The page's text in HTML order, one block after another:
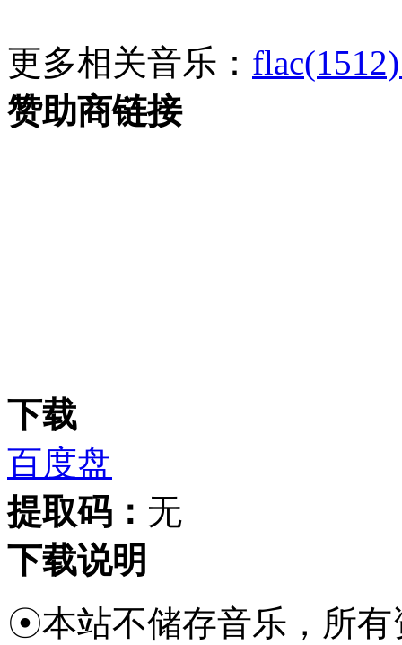
更多相关音乐： flac(1512)
赞助商链接
下载
百度盘
提取码： 无
下载说明
☉本站不储存音乐，所有